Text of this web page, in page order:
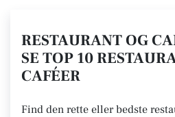
RESTAURANT OG
SE TOP 10
CAFÉER
Find den rette eller bedste